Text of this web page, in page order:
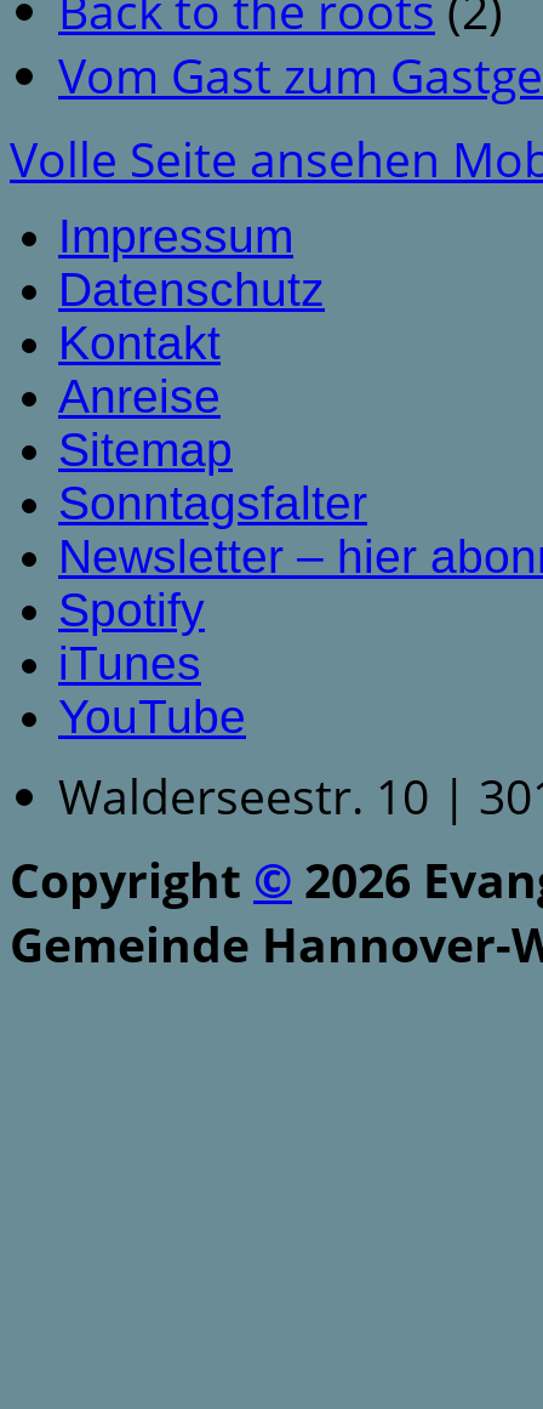
Vom Gast zum
Volle Seite ansehen
Impressum
Datenschutz
Kontakt
Anreise
Sitemap
Sonntagsfalter
Newsletter – hier
Spotify
iTunes
YouTube
Walderseestr. 10 |
Copyright © 2026
Gemeinde Hannover-